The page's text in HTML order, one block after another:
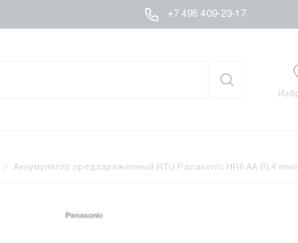
+7 495 409-23-17
Аккумулятор предзаряженный RTU Panasonic HR6 AA BL4